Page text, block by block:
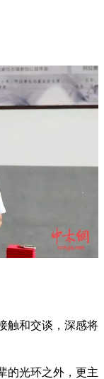
触和交谈，深感将
的光环之外，更主